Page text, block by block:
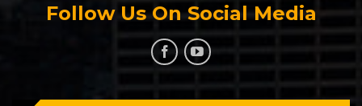
Follow Us On Social Media